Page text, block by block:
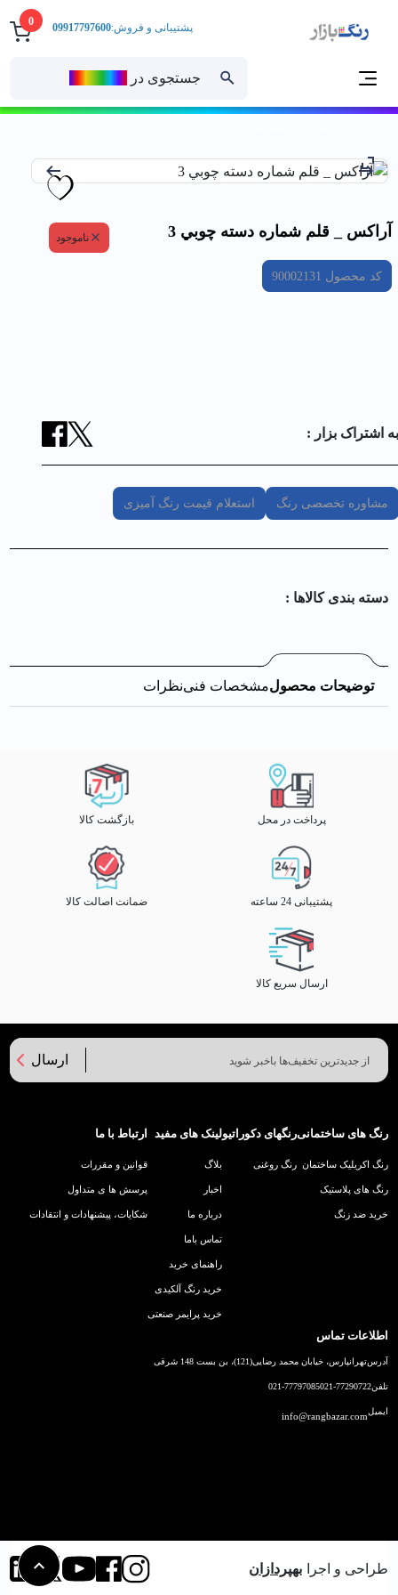
0
جستجوی در
پشتیبانی و فروش:09917797600
آراكس _ قلم شماره دسته چوبي 3 ناموجود
کد محصول 90002131
به اشتراک بزار :
مشاوره تخصصی رنگ استعلام قیمت رنگ آمیزی
دسته بندی کالا‌ها :
توضیحات محصولمشخصات فنینظرات
پرداخت در محل بازگشت کالا
پشتیبانی 24 ساعته ضمانت اصالت کالا
ارسال سریع کالا
ارسال
رنگ های ساختمانی
رنگ اکریلیک ساختمان
رنگ های پلاستیک
خرید ضد زنگ
رنگهای دکوراتیو
رنگ روغنی
لینک های مفید
بلاگ
اخبار
درباره ما
تماس باما
راهنمای خرید
خرید رنگ آلکیدی
خرید پرایمر صنعتی
ارتباط با ما
قوانین و مقررات
پرسش ها ی متداول
شکایات، پیشنهادات و انتقادات
اطلاعات تماس
آدرستهرانپارس، خیابان محمد رضایی(121)، بن بست 148 شرقی
تلفن021-77290722
021-77797085
ایمیلinfo@rangbazar.com
طراحی و اجرا بهپردازان